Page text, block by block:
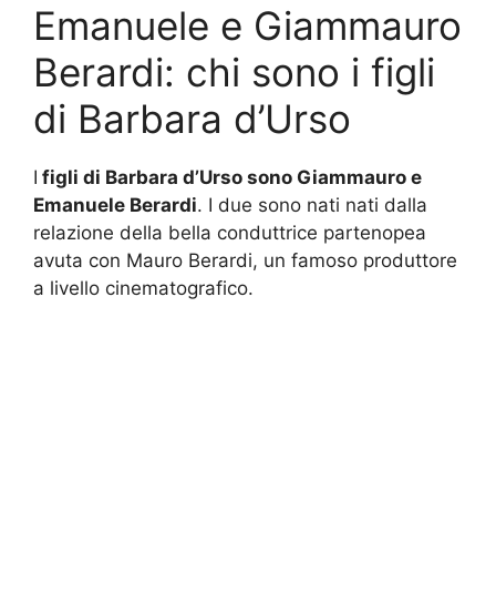
Emanuele e Giammauro
Berardi: chi sono i figli
di Barbara d’Urso
I figli di Barbara d’Urso sono Giammauro e
Emanuele Berardi. I due sono nati nati dalla
relazione della bella conduttrice partenopea
avuta con Mauro Berardi, un famoso produttore
a livello cinematografico.